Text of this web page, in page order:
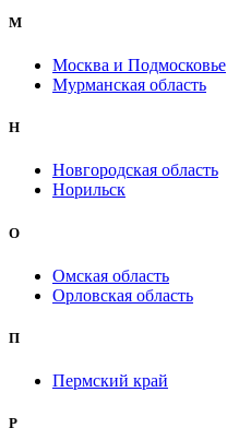
М
Москва и Подмосковье
Мурманская область
Н
Новгородская область
Норильск
О
Омская область
Орловская область
П
Пермский край
Р